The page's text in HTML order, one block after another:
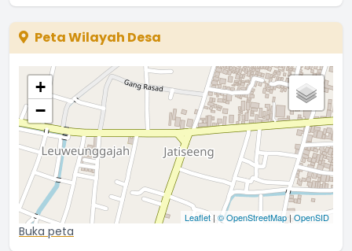
Peta Wilayah Desa
+
−
Leaflet | © OpenStreetMap | OpenSID
Buka peta